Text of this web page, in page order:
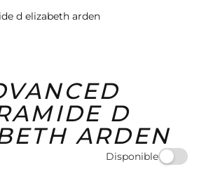
Marques Idées
Cadeaux
d elizabeth arden
D
ARDEN
Disponible